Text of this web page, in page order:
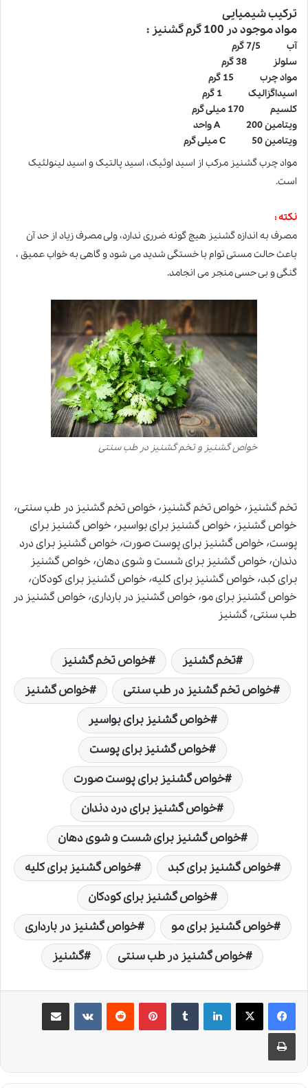
ترکیب شیمیایی
مواد موجود در 100 گرم گشنیز :
آب 7/5 گرم
سلولز 38 گرم
مواد چرب 15 گرم
اسیداگزالیک 1 گرم
کلسیم 170 میلی گرم
ویتامینA 200واحد
ویتامینC 50میلی گرم
مواد چرب گشنیز مرکب از اسید اوئیک، اسید پالتیک و اسید لینولئیک
است.
نکته :
مصرف به اندازه گشنیز هیچ گونه ضرری ندارد، ولی مصرف زیاد از حد آن
باعث حالت مستی توام با خستگی شدید می شود و گاهی به خواب عمیق ،
گنگی و بی حسی منجر می انجامد.
خواص گشنیز و تخم گشنیز در طب سنتی
تخم گشنیز٬ خواص تخم گشنیز٬ خواص تخم گشنیز در طب سنتی٬
خواص گشنیز٬ خواص گشنیز برای بواسیر٬ خواص گشنیز برای
پوست٬ خواص گشنیز برای پوست صورت٬ خواص گشنیز برای درد
دندان٬ خواص گشنیز برای شست و شوی دهان٬ خواص گشنیز
برای کبد٬ خواص گشنیز برای کلیه٬ خواص گشنیز برای کودکان٬
خواص گشنیز برای مو٬ خواص گشنیز در بارداری٬ خواص گشنیز در
طب سنتی٬ گشنیز
تخم گشنیز
خواص تخم گشنیز
خواص تخم گشنیز در طب سنتی
خواص گشنیز
خواص گشنیز برای بواسیر
خواص گشنیز برای پوست
خواص گشنیز برای پوست صورت
خواص گشنیز برای درد دندان
خواص گشنیز برای شست و شوی دهان
خواص گشنیز برای کبد
خواص گشنیز برای کلیه
خواص گشنیز برای کودکان
خواص گشنیز برای مو
خواص گشنیز در بارداری
خواص گشنیز در طب سنتی
گشنیز
لینکدین ‫تامبلر ‫پین‌ترست‫رددیت ‫VKontakteاشتراک گذاری از طریق ایمیل
چاپ